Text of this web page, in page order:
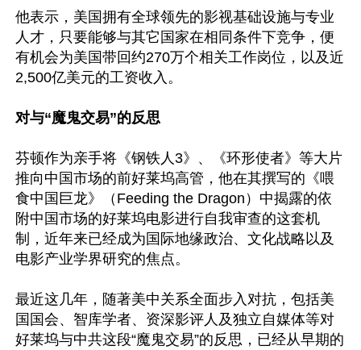
他表示，美国拥有全球领先的影视基础设施与专业
人才，只要能够与其它国家在相同条件下竞争，便
有机会为美国带回约270万个相关工作岗位，以及近
2,500亿美元的工资收入。
对与“魔鬼交易”的反思
芬顿作为亲手将《钢铁人3》、《环形使者》等大片
推向中国市场的前好莱坞高管，他在其撰写的《喂
食中国巨龙》（Feeding the Dragon）中揭露的依
附中国市场的好莱坞电影进行自我审查的这套机
制，近年来已经成为国际地缘政治、文化战略以及
电影产业学界研究的焦点。
最近这几年，随著美中关系全面步入对抗，包括美
国国会、智库学者、资深影评人及独立自媒体等对
好莱坞与中共这段“魔鬼交易”的反思，已经从早期的